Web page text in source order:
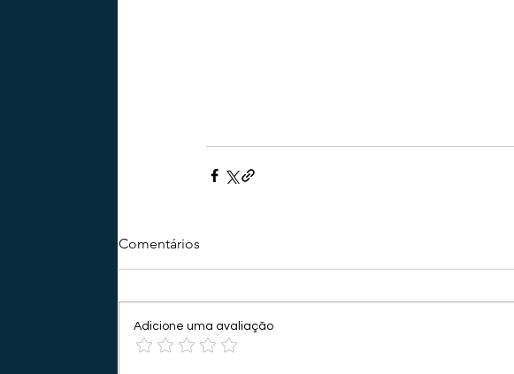
Comentários
Adicione uma avaliação